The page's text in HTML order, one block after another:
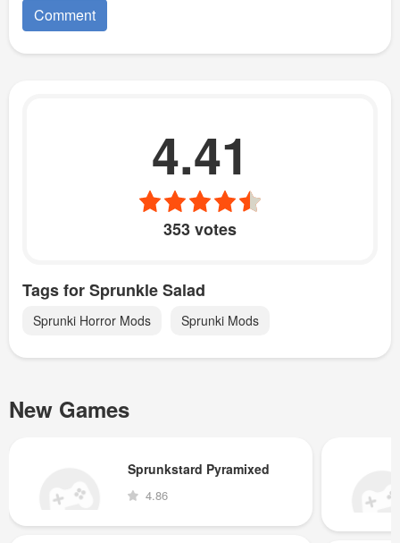
4.41
353 votes
Tags for Sprunkle Salad
Sprunki Horror Mods Sprunki Mods
New Games
Sprunkstard Pyramixed
4.86